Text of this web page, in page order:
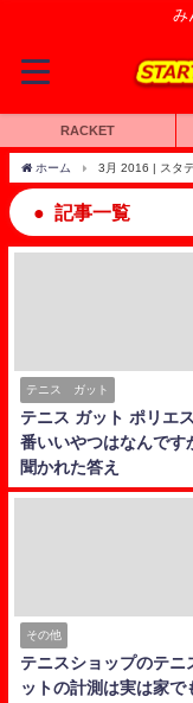
み
RACKET
ホーム 3月 2016 | スタ
記事一覧
テニス ガット
テニス ガット ポリエ
番いいやつはなんです
聞かれた答え
その他
テニスショップのテニ
ットの計測は実は家で